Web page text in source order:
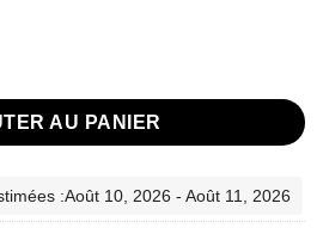
Oud for glory Lattafa
AU PANIER
:Août 10, 2026 - Août 11, 2026